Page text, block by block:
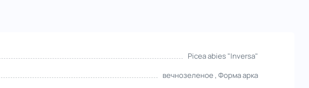
Picea abies "Inversa"
вечнозеленое , Форма арка